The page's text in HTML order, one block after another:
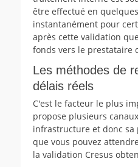
être effectué en
instantanément pour
après cette validation
fonds vers le prestataire
Les méthodes de
délais réels
C'est le facteur le plus
propose plusieurs
infrastructure et donc sa
que vous pouvez
la validation Cresus